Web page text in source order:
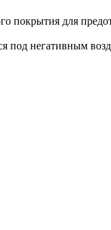
покрытия для
под негативным